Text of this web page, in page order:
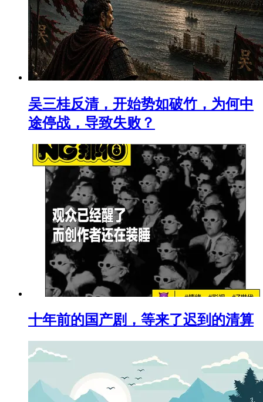
吴三桂反清，开始势如破竹，为何中
途停战，导致失败？
十年前的国产剧，等来了迟到的清算